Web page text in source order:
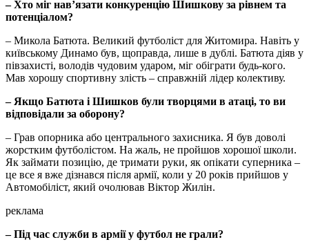
– Хто міг нав’язати конкуренцію Шишкову за рівнем та
потенціалом?
– Микола Батюта. Великий футболіст для Житомира. Навіть у
київському Динамо був, щоправда, лише в дублі. Батюта діяв у
півзахисті, володів чудовим ударом, міг обіграти будь-кого.
Мав хорошу спортивну злість – справжній лідер колективу.
– Якщо Батюта і Шишков були творцями в атаці, то ви
відповідали за оборону?
– Грав опорника або центрального захисника. Я був доволі
жорстким футболістом. На жаль, не пройшов хорошої школи.
Як займати позицію, де тримати руки, як опікати суперника –
це все я вже дізнався після армії, коли у 20 років прийшов у
Автомобіліст, який очолював Віктор Жилін.
реклама
– Під час служби в армії у футбол не грали?